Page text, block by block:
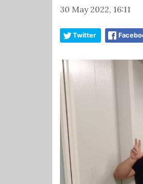
30 May 2022, 16:11
Twitter